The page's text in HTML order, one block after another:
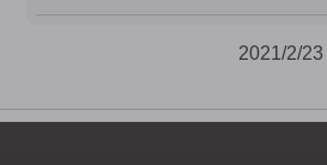
2021/2/23